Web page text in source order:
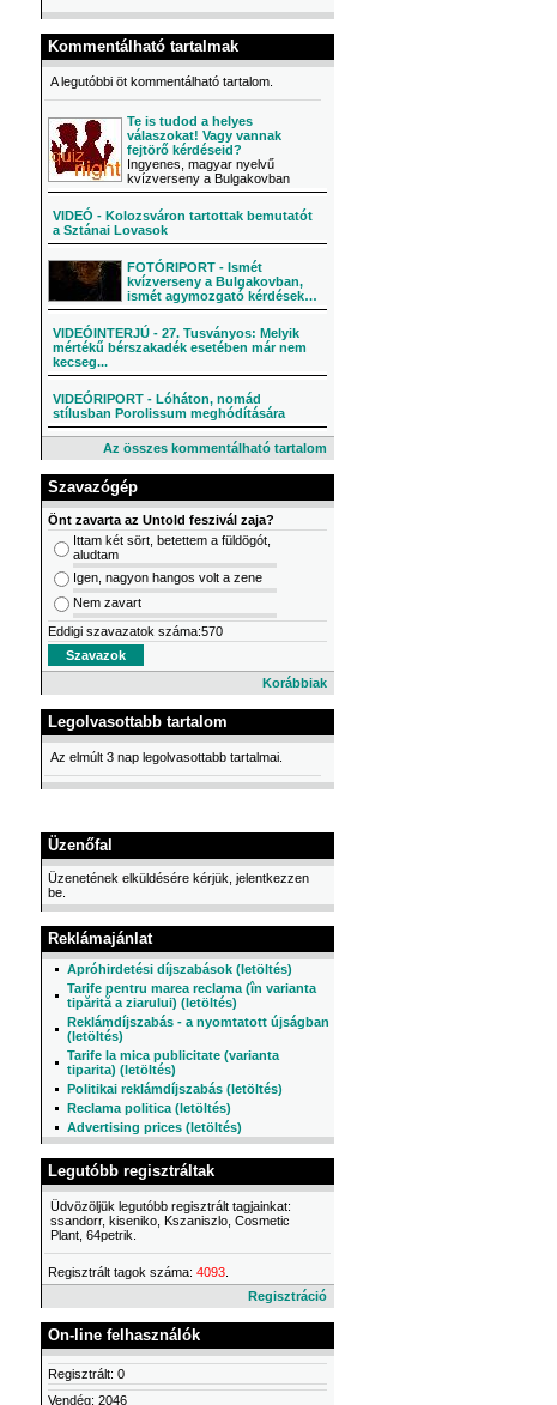
Kommentálható tartalmak
A legutóbbi öt kommentálható tartalom.
Te is tudod a helyes
válaszokat! Vagy vannak
fejtörő kérdéseid?
Ingyenes, magyar nyelvű
kvízverseny a Bulgakovban
VIDEÓ - Kolozsváron tartottak bemutatót
a Sztánai Lovasok
FOTÓRIPORT - Ismét
kvízverseny a Bulgakovban,
ismét agymozgató kérdések…
VIDEÓINTERJÚ - 27. Tusványos: Melyik
mértékű bérszakadék esetében már nem
kecseg...
VIDEÓRIPORT - Lóháton, nomád
stílusban Porolissum meghódítására
Az összes kommentálható tartalom
Szavazógép
Önt zavarta az Untold feszivál zaja?
Ittam két sört, betettem a füldögót,
aludtam
Igen, nagyon hangos volt a zene
Nem zavart
Eddigi szavazatok száma:570
Korábbiak
Legolvasottabb tartalom
Az elmúlt 3 nap legolvasottabb tartalmai.
Üzenőfal
Üzenetének elküldésére kérjük, jelentkezzen
be.
Reklámajánlat
Apróhirdetési díjszabások (letöltés)
Tarife pentru marea reclama (în varianta
tipărită a ziarului) (letöltés)
Reklámdíjszabás - a nyomtatott újságban
(letöltés)
Tarife la mica publicitate (varianta
tiparita) (letöltés)
Politikai reklámdíjszabás (letöltés)
Reclama politica (letöltés)
Advertising prices (letöltés)
Legutóbb regisztráltak
Üdvözöljük legutóbb regisztrált tagjainkat:
ssandorr, kiseniko, Kszaniszlo, Cosmetic
Plant, 64petrik.
Regisztrált tagok száma: 4093
Regisztráció
On-line felhasználók
Regisztrált: 0
Vendég: 2046